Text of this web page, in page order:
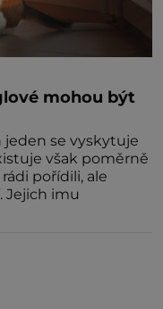
mohou být
jeden se vyskytuje
však poměrně
pořídili, ale
Jejich imu